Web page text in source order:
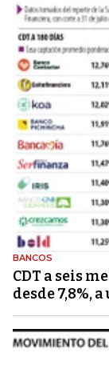
BANCOS
CDT a seis
desde 7,8%,